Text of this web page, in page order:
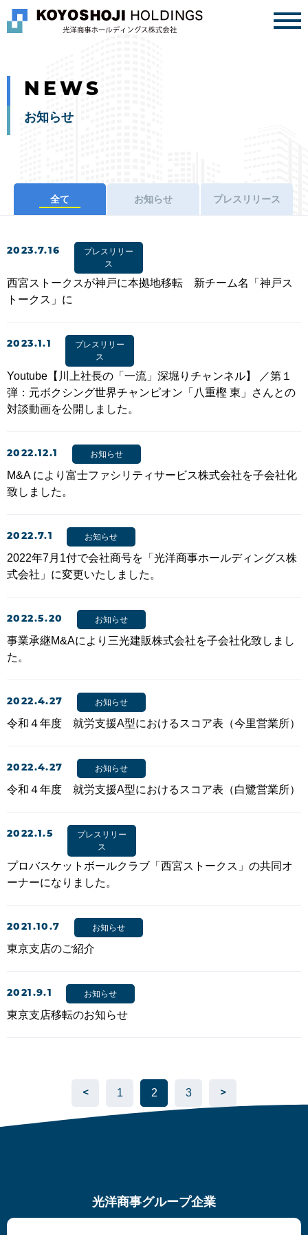
IR・事業戦略
お知らせ
NEWS
お知らせ
全て お知らせ プレスリリース
2023.7.16
プレスリリー
ス
西宮ストークスが神戸に本拠地移転 新チーム名「神戸ス
トークス」に
2023.1.1
プレスリリー
ス
Youtube【川上社長の「一流」深堀りチャンネル】 ／第１
弾：元ボクシング世界チャンピオン「八重樫 東」さんとの
対談動画を公開しました。
2022.12.1 お知らせ
M&A により富士ファシリティサービス株式会社を子会社化
致しました。
2022.7.1 お知らせ
2022年7月1付で会社商号を「光洋商事ホールディングス株
式会社」に変更いたしました。
2022.5.20 お知らせ
事業承継M&Aにより三光建販株式会社を子会社化致しまし
た。
2022.4.27 お知らせ
令和４年度 就労支援A型におけるスコア表（今里営業所）
2022.4.27 お知らせ
令和４年度 就労支援A型におけるスコア表（白鷺営業所）
2022.1.5
プレスリリー
ス
プロバスケットボールクラブ「西宮ストークス」の共同オ
ーナーになりました。
2021.10.7 お知らせ
東京支店のご紹介
2021.9.1 お知らせ
東京支店移転のお知らせ
< 1 2 3 >
光洋商事グループ企業